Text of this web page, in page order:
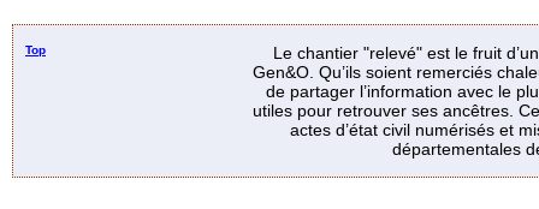
Top
Le chantier "relevé" est le fruit
Gen&O. Qu’ils soient remerciés
de partager l’information avec le
utiles pour retrouver ses ancêtres.
actes d’état civil numérisés et
départementales